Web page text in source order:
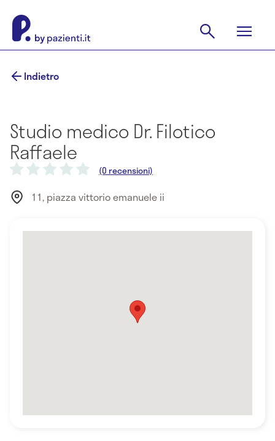
Indietro
Studio medico Dr. Filotico
Raffaele
(0 recensioni)
11, piazza vittorio emanuele ii